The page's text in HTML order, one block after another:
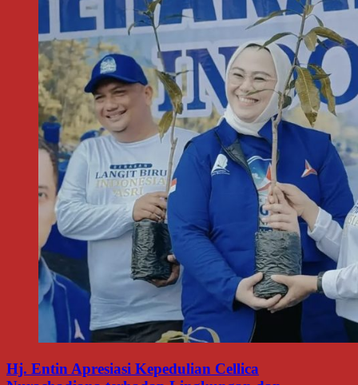
Hj. Entin Apresiasi Kepedulian Cellica